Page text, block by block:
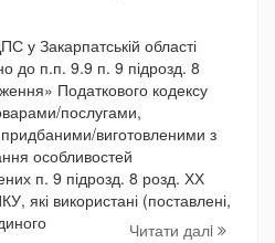
у Закарпатській області
до п.п. 9.9 п. 9 підрозд. 8
Податкового кодексу
послугами,
виготовленими з
особливостей
п. 9 підрозд. 8 розд. ХХ
які використані (поставлені,
Читати далi